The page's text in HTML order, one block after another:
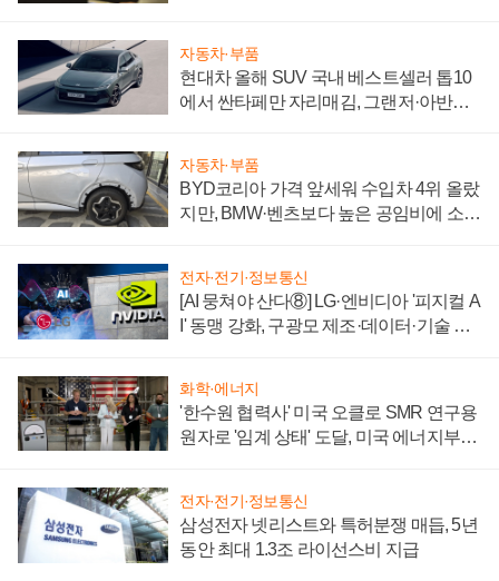
자동차·부품
현대차 올해 SUV 국내 베스트셀러 톱10
에서 싼타페만 자리매김, 그랜저·아반떼
자동차·부품
BYD코리아 가격 앞세워 수입차 4위 올랐
지만, BMW·벤츠보다 높은 공임비에 소비
전자·전기·정보통신
[AI 뭉쳐야 산다⑧] LG·엔비디아 '피지컬 A
I' 동맹 강화, 구광모 제조·데이터·기술 결
화학·에너지
'한수원 협력사' 미국 오클로 SMR 연구용
원자로 '임계 상태' 도달, 미국 에너지부
전자·전기·정보통신
삼성전자 넷리스트와 특허분쟁 매듭, 5년
동안 최대 1.3조 라이선스비 지급